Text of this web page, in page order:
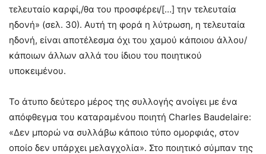
τελευταίο καρφί,/θα του προσφέρει/[…] την τελευταία
ηδονή» (σελ. 30). Αυτή τη φορά η λύτρωση, η τελευταία
ηδονή, είναι αποτέλεσμα όχι του χαμού κάποιου άλλου/
κάποιων άλλων αλλά του ίδιου του ποιητικού
υποκειμένου.
Το άτυπο δεύτερο μέρος της συλλογής ανοίγει με ένα
απόφθεγμα του καταραμένου ποιητή Charles Baudelaire:
«Δεν μπορώ να συλλάβω κάποιο τύπο ομορφιάς, στον
οποίο δεν υπάρχει μελαγχολία». Στο ποιητικό σύμπαν της